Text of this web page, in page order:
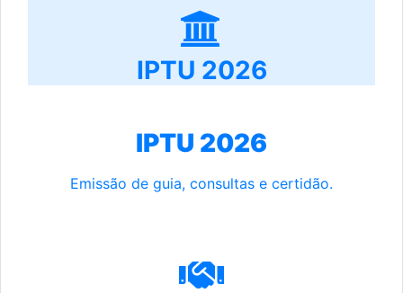
IPTU 2026
IPTU 2026
Emissão de guia, consultas e certidão.